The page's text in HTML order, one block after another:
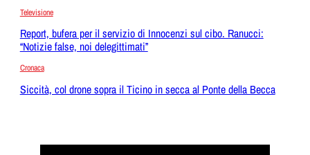
Televisione
Report, bufera per il servizio di Innocenzi sul cibo. Ranucci:
“Notizie false, noi delegittimati”
Cronaca
Siccità, col drone sopra il Ticino in secca al Ponte della Becca